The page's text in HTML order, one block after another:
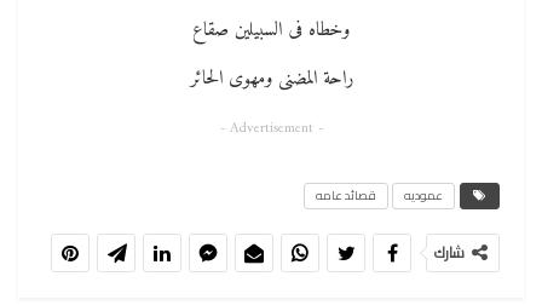
وخطاه فى السبیلین صقاع
راحة المضنى ومھوى الحائر
- Advertisement -
عموديه قصائد عامه
شارك